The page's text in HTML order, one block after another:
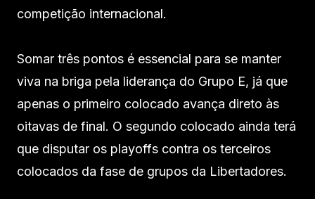
competição internacional.
Somar três pontos é essencial para se manter
viva na briga pela liderança do Grupo E, já que
apenas o primeiro colocado avança direto às
oitavas de final. O segundo colocado ainda terá
que disputar os playoffs contra os terceiros
colocados da fase de grupos da Libertadores.